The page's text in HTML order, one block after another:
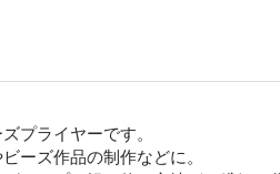
プライヤーです。
ーズ作品の制作などに。